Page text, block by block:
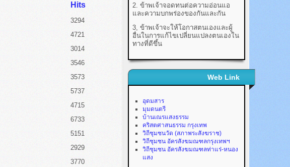
Hits
3294
4721
3014
3546
3573
5737
4715
6733
5151
2929
3770
2. ข้าพเจ้าจอดทนต่อความอ่อนแอ
และความบกพร่องของกันและกัน
3, ข้าพเจ้าจะให้โอกาสตนเองและผู้
อื่นในการแก้ไขเปลี่ยนแปลงตนเองใน
ทางที่ดีขึ้น
Web Link
อุดมสาร
มุมดนตรี
บ้านเณรแสงธรรม
คริสตศาสนธรรม กรุงเทพ
วิถีชุมชนวัด (สภาพระสังฆราช)
วิถีชุมชน อัครสังฆมณฑลกรุงเทพฯ
วิถีชุมชน อัครสังฆมณฑลท่าแร่-หนอง
แสง